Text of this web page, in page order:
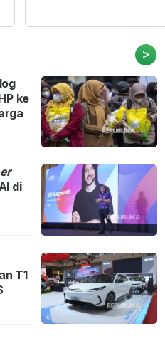
>
ke
di
T1